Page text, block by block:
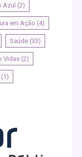
Azul (2)
em Ação (4)
Saúde (33)
Vidas (2)
(1)